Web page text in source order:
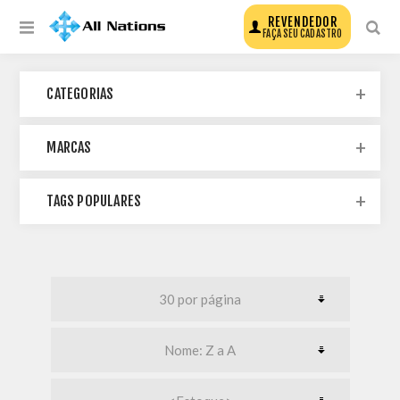
REVENDEDOR
FAÇA SEU CADASTRO
CATEGORIAS
MARCAS
TAGS POPULARES